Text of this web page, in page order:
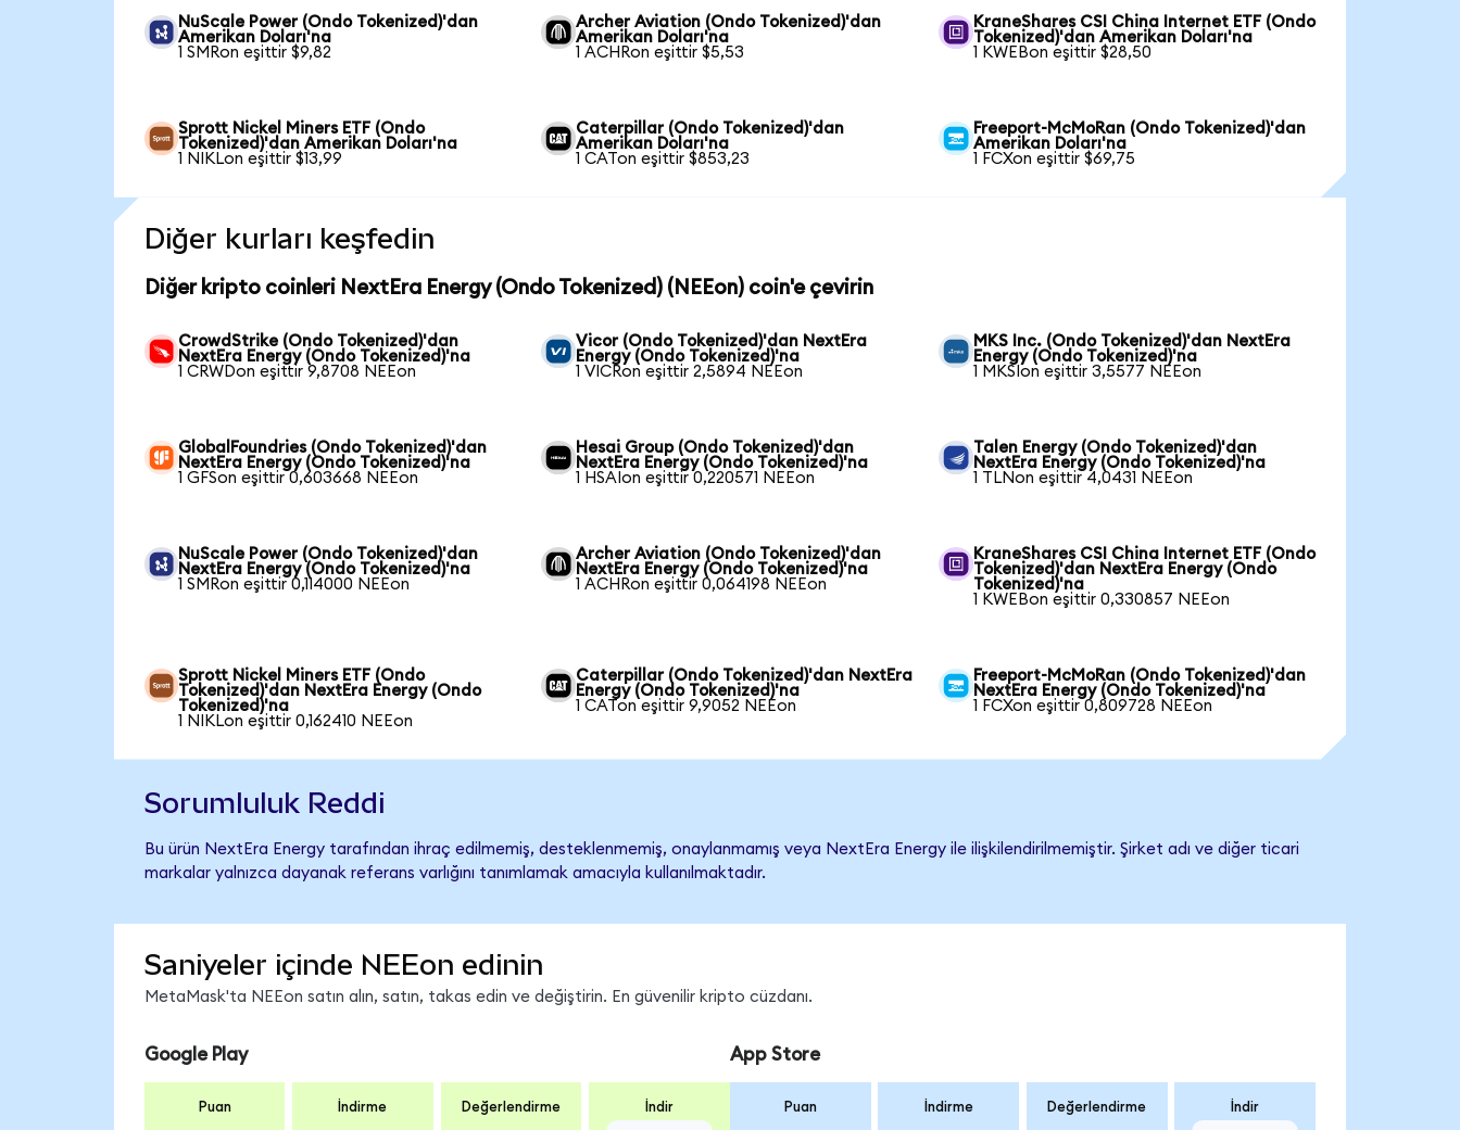
NuScale Power (Ondo Tokenized)'dan
Amerikan Doları'na
1 SMRon eşittir $9,82
Archer Aviation (Ondo Tokenized)'dan
Amerikan Doları'na
1 ACHRon eşittir $5,53
KraneShares CSI China Internet ETF (Ondo
Tokenized)'dan Amerikan Doları'na
1 KWEBon eşittir $28,50
Sprott Nickel Miners ETF (Ondo
Tokenized)'dan Amerikan Doları'na
1 NIKLon eşittir $13,99
Caterpillar (Ondo Tokenized)'dan
Amerikan Doları'na
1 CATon eşittir $853,23
Freeport-McMoRan (Ondo Tokenized)'dan
Amerikan Doları'na
1 FCXon eşittir $69,75
Diğer kurları keşfedin
Diğer kripto coinleri NextEra Energy (Ondo Tokenized) (NEEon) coin'e çevirin
CrowdStrike (Ondo Tokenized)'dan
NextEra Energy (Ondo Tokenized)'na
1 CRWDon eşittir 9,8708 NEEon
Vicor (Ondo Tokenized)'dan NextEra
Energy (Ondo Tokenized)'na
1 VICRon eşittir 2,5894 NEEon
MKS Inc. (Ondo Tokenized)'dan NextEra
Energy (Ondo Tokenized)'na
1 MKSIon eşittir 3,5577 NEEon
GlobalFoundries (Ondo Tokenized)'dan
NextEra Energy (Ondo Tokenized)'na
1 GFSon eşittir 0,603668 NEEon
Hesai Group (Ondo Tokenized)'dan
NextEra Energy (Ondo Tokenized)'na
1 HSAIon eşittir 0,220571 NEEon
Talen Energy (Ondo Tokenized)'dan
NextEra Energy (Ondo Tokenized)'na
1 TLNon eşittir 4,0431 NEEon
NuScale Power (Ondo Tokenized)'dan
NextEra Energy (Ondo Tokenized)'na
1 SMRon eşittir 0,114000 NEEon
Archer Aviation (Ondo Tokenized)'dan
NextEra Energy (Ondo Tokenized)'na
1 ACHRon eşittir 0,064198 NEEon
KraneShares CSI China Internet ETF (Ondo
Tokenized)'dan NextEra Energy (Ondo
Tokenized)'na
1 KWEBon eşittir 0,330857 NEEon
Sprott Nickel Miners ETF (Ondo
Tokenized)'dan NextEra Energy (Ondo
Tokenized)'na
1 NIKLon eşittir 0,162410 NEEon
Caterpillar (Ondo Tokenized)'dan NextEra
Energy (Ondo Tokenized)'na
1 CATon eşittir 9,9052 NEEon
Freeport-McMoRan (Ondo Tokenized)'dan
NextEra Energy (Ondo Tokenized)'na
1 FCXon eşittir 0,809728 NEEon
Sorumluluk Reddi
Bu ürün NextEra Energy tarafından ihraç edilmemiş, desteklenmemiş, onaylanmamış veya NextEra Energy ile ilişkilendirilmemiştir. Şirket adı ve diğer ticari
markalar yalnızca dayanak referans varlığını tanımlamak amacıyla kullanılmaktadır.
Saniyeler içinde NEEon edinin
MetaMask'ta NEEon satın alın, satın, takas edin ve değiştirin. En güvenilir kripto cüzdanı.
Google Play
Puan İndirme Değerlendirme İndir
App Store
Puan İndirme Değerlendirme İndir